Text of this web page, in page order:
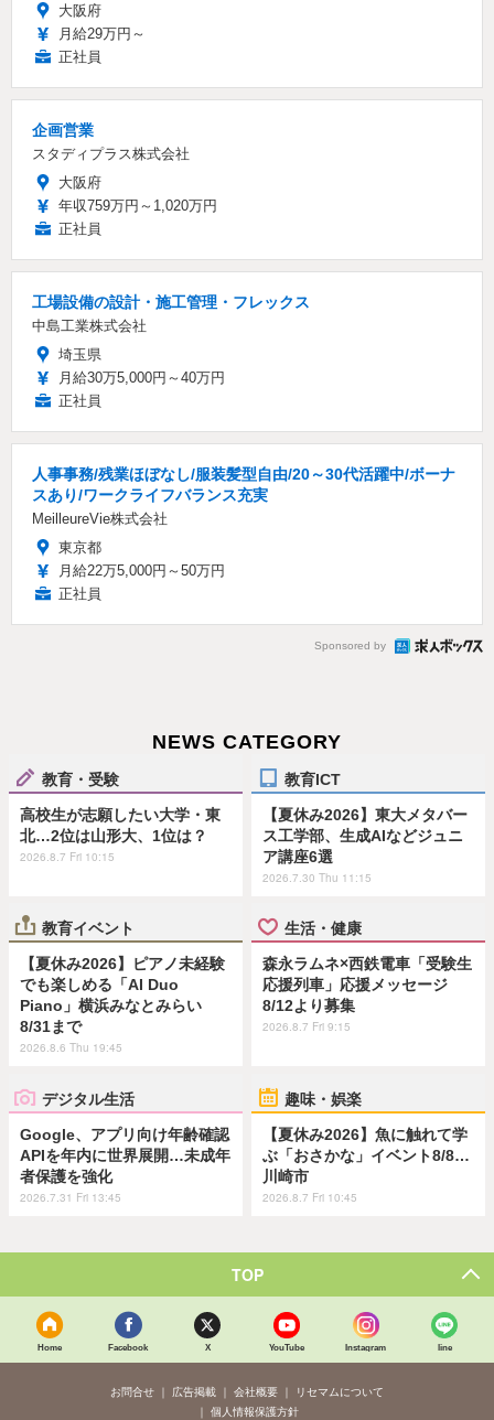
大阪府
月給29万円～
正社員
企画営業
スタディプラス株式会社
大阪府
年収759万円～1,020万円
正社員
工場設備の設計・施工管理・フレックス
中島工業株式会社
埼玉県
月給30万5,000円～40万円
正社員
人事事務/残業ほぼなし/服装髪型自由/20～30代活躍中/ボーナ
スあり/ワークライフバランス充実
MeilleureVie株式会社
東京都
月給22万5,000円～50万円
正社員
Sponsored by
NEWS CATEGORY
教育・受験
高校生が志願したい大学・東
北…2位は山形大、1位は？
2026.8.7 Fri 10:15
教育ICT
【夏休み2026】東大メタバー
ス工学部、生成AIなどジュニ
ア講座6選
2026.7.30 Thu 11:15
教育イベント
【夏休み2026】ピアノ未経験
でも楽しめる「AI Duo
Piano」横浜みなとみらい
8/31まで
2026.8.6 Thu 19:45
生活・健康
森永ラムネ×西鉄電車「受験生
応援列車」応援メッセージ
8/12より募集
2026.8.7 Fri 9:15
デジタル生活
Google、アプリ向け年齢確認
APIを年内に世界展開…未成年
者保護を強化
2026.7.31 Fri 13:45
趣味・娯楽
【夏休み2026】魚に触れて学
ぶ「おさかな」イベント8/8…
川崎市
2026.8.7 Fri 10:45
TOP
Home Facebook X YouTube Instagram line
お問合せ 広告掲載 会社概要
リセマムについて
個人情報保護方針